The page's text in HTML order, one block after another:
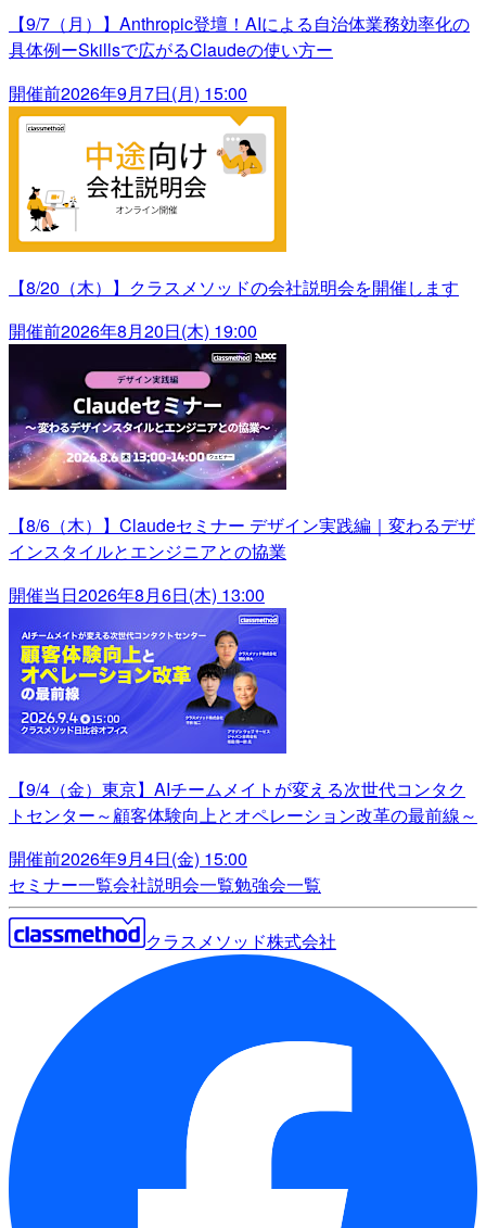
【9/7（月）】Anthropic登壇！AIによる自治体業務効率化の
具体例ーSkillsで広がるClaudeの使い方ー
開催前2026年9月7日(月) 15:00
【8/20（木）】クラスメソッドの会社説明会を開催します
開催前2026年8月20日(木) 19:00
【8/6（木）】Claudeセミナー デザイン実践編｜変わるデザ
インスタイルとエンジニアとの協業
開催当日2026年8月6日(木) 13:00
【9/4（金）東京】AIチームメイトが変える次世代コンタク
トセンター～顧客体験向上とオペレーション改革の最前線～
開催前2026年9月4日(金) 15:00
セミナー一覧会社説明会一覧勉強会一覧
クラスメソッド株式会社